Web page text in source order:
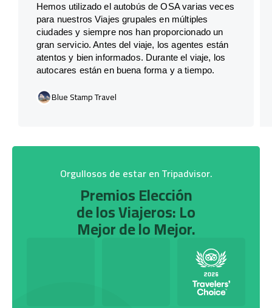
Hemos utilizado el autobús de OSA varias veces
para nuestros Viajes grupales en múltiples
ciudades y siempre nos han proporcionado un
gran servicio. Antes del viaje, los agentes están
atentos y bien informados. Durante el viaje, los
autocares están en buena forma y a tiempo.
Blue Stamp Travel
Orgullosos de estar en Tripadvisor.
Premios Elección
de los Viajeros: Lo
Mejor de lo Mejor.